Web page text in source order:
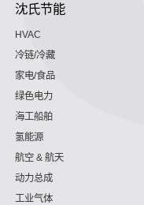
沈氏节能
HVAC
冷链/冷藏
家电/食品
绿色电力
海工船舶
氢能源
航空 & 航天
动力总成
工业气体